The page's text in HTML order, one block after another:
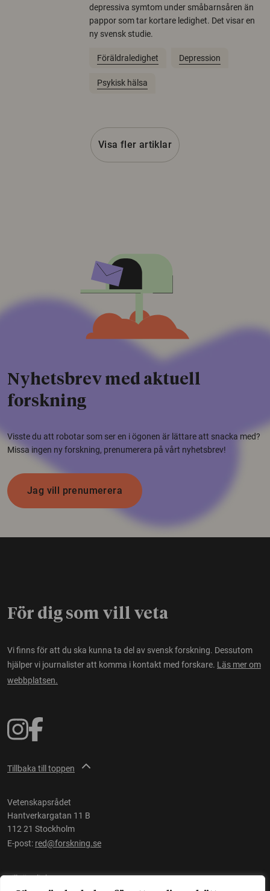
depressiva symtom under småbarnsåren än
pappor som tar kortare ledighet. Det visar en
ny svensk studie.
Föräldraledighet Depression
Psykisk hälsa
Visa fler artiklar
Nyhetsbrev med aktuell
forskning
Visste du att robotar som ser en i ögonen är lättare att snacka med?
Missa ingen ny forskning, prenumerera på vårt nyhetsbrev!
Jag vill prenumerera
För dig som vill veta
Vi finns för att du ska kunna ta del av svensk forskning. Dessutom
hjälper vi journalister att komma i kontakt med forskare. Läs mer om
webbplatsen.
Tillbaka till toppen
Vetenskapsrådet
Hantverkargatan 11 B
112 21 Stockholm
E-post: red@forskning.se
Tillgänglighet